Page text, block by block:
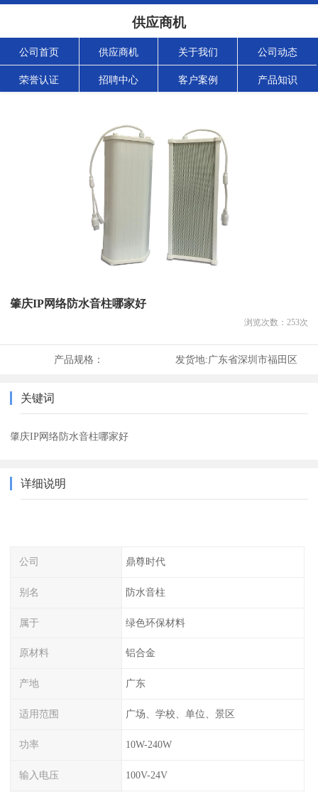
供应商机
公司首页 供应商机 关于我们 公司动态
荣誉认证 招聘中心 客户案例 产品知识
肇庆IP网络防水音柱哪家好
浏览次数： 253次
产品规格： 发货地:广东省深圳市福田区
关键词
肇庆IP网络防水音柱哪家好
详细说明
公司 鼎尊时代
别名 防水音柱
属于 绿色环保材料
原材料 铝合金
产地 广东
适用范围 广场、学校、单位、景区
功率 10W-240W
输入电压 100V-24V